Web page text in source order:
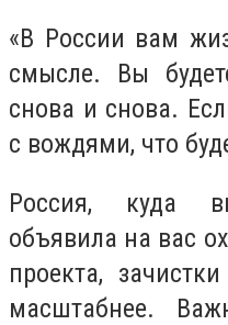
«В России вам
смысле. Вы
снова и снова.
с вождями, что
Россия, куда
объявила на вас
проекта,
масштабнее.